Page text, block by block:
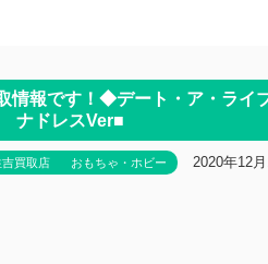
情報です！◆デート・ア・ライ
ナドレスVer■
買取店 おもちゃ・ホビー 2020年12